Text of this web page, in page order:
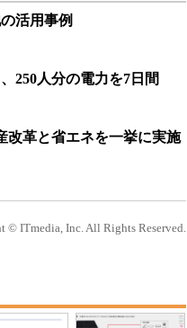
活用事例
250人分の電力を7日間
改革と省エネを一挙に実施
© ITmedia, Inc. All Rights Reserved.